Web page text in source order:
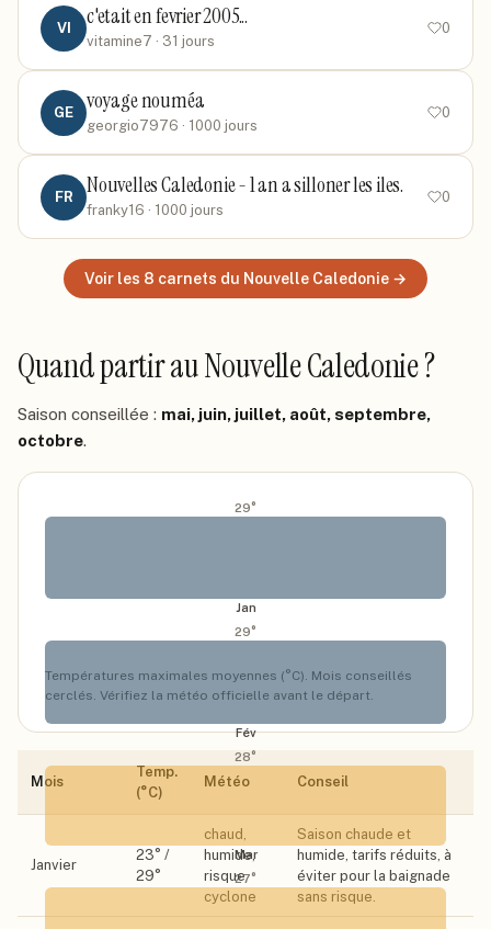
VI c'etait en fevrier 2005...
vitamine7 · 31 jours
0
GE voyage nouméa
georgio7976 · 1000 jours
0
FR Nouvelles Caledonie - 1 an a silloner les iles.
franky16 · 1000 jours
0
Voir les 8 carnets du Nouvelle Caledonie →
Quand partirau Nouvelle Caledonie?
Saison conseillée : mai, juin, juillet, août, septembre,
octobre.
29°
Jan
29°
Fév
28°
Mar
27°
Températures maximales moyennes (°C). Mois conseillés
cerclés. Vérifiez la météo officielle avant le départ.
Mois
Temp.
(°C)
Météo Conseil
Janvier
23° /
29°
chaud,
humide,
risque
cyclone
Saison chaude et
humide, tarifs réduits, à
éviter pour la baignade
sans risque.